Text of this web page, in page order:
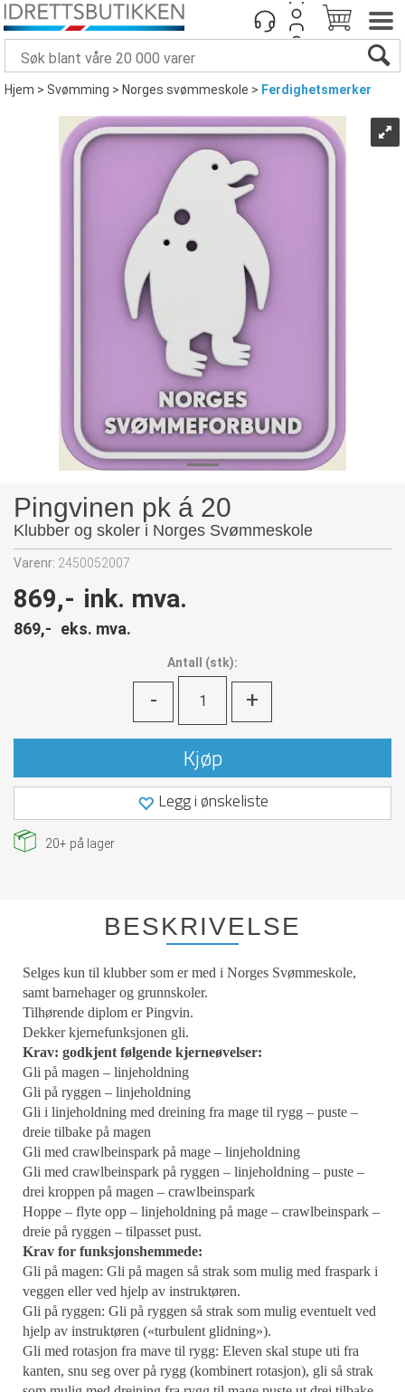
Hjem>Svømming>Norges svømmeskole> Ferdighetsmerker
Pingvinen pk á 20
Klubber og skoler i Norges Svømmeskole
Varenr: 2450052007
869,- ink. mva.
869,- eks. mva.
Antall (stk):
- +
Kjøp
Legg i ønskeliste
20+ på lager
BESKRIVELSE
Selges kun til klubber som er med i Norges Svømmeskole,
samt barnehager og grunnskoler.
Tilhørende diplom er Pingvin.
Dekker kjernefunksjonen gli.
Krav: godkjent følgende kjerneøvelser:
Gli på magen – linjeholdning
Gli på ryggen – linjeholdning
Gli i linjeholdning med dreining fra mage til rygg – puste –
dreie tilbake på magen
Gli med crawlbeinspark på mage – linjeholdning
Gli med crawlbeinspark på ryggen – linjeholdning – puste –
drei kroppen på magen – crawlbeinspark
Hoppe – flyte opp – linjeholdning på mage – crawlbeinspark –
dreie på ryggen – tilpasset pust.
Krav for funksjonshemmede:
Gli på magen: Gli på magen så strak som mulig med fraspark i
veggen eller ved hjelp av instruktøren.
Gli på ryggen: Gli på ryggen så strak som mulig eventuelt ved
hjelp av instruktøren («turbulent glidning»).
Gli med rotasjon fra mave til rygg: Eleven skal stupe uti fra
kanten, snu seg over på rygg (kombinert rotasjon), gli så strak